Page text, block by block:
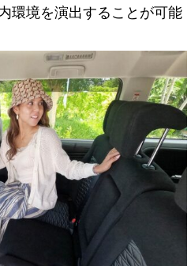
環境を演出することが可能